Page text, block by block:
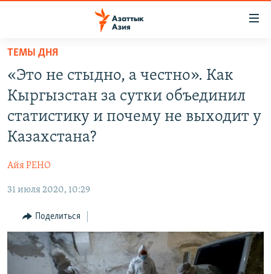
Вернуться
основному
содержанию
Вернутся
главной
Вернутся
ВОЙНА В УКРАИНЕ
НА ДРУГИХ ЯЗЫКАХ
ЎЗБЕКЧА
ТОҶИКӢ
TÜRKMENÇE
ПОДПИШИТЕСЬ НА НАС В СОЦСЕТЯХ
Все сайты РСЕ/РС
ТЕМЫ ДНЯ
«Это не стыдно, а честно». Как
Кыргызстан за сутки объединил
статистику и почему не выходит у
Казахстана?
Айя РЕНО
31 июля 2020, 10:29
Поделиться